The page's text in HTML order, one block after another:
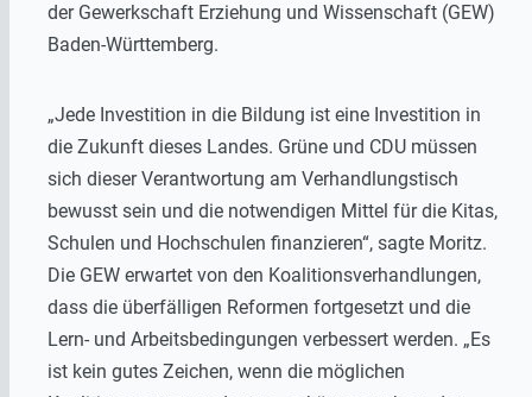
der Gewerkschaft Erziehung und Wissenschaft (GEW)
Baden-Württemberg.
„Jede Investition in die Bildung ist eine Investition in
die Zukunft dieses Landes. Grüne und CDU müssen
sich dieser Verantwortung am Verhandlungstisch
bewusst sein und die notwendigen Mittel für die Kitas,
Schulen und Hochschulen finanzieren“, sagte Moritz.
Die GEW erwartet von den Koalitionsverhandlungen,
dass die überfälligen Reformen fortgesetzt und die
Lern- und Arbeitsbedingungen verbessert werden. „Es
ist kein gutes Zeichen, wenn die möglichen